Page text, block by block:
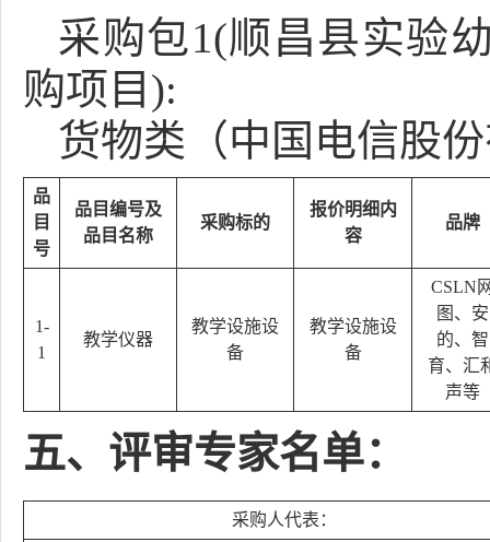
采购包1(顺昌县实验
购项目):
货物类（中国电信股
品
目
号
品目编号及
品目名称
采购标的
报价明细内
容
品牌
1-
1
教学仪器
教学设施设
备
教学设施设
备
CSLN
图、安
的、智
育、汇
声等
五、评审专家名单：
采购人代表：